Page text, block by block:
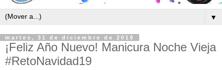
▼
martes, 31 de diciembre de 2019
¡Feliz Año Nuevo! Manicura Noche Vieja
#RetoNavidad19